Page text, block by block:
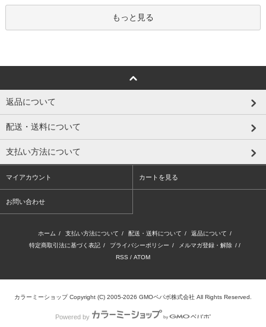
もっと見る
返品について
配送・送料について
支払い方法について
マイアカウント カートを見る
お問い合わせ
ホーム / 支払い方法について / 配送・送料について / 返品について /
特定商取引法に基づく表記 / プライバシーポリシー / メルマガ登録・解除 / /
RSS / ATOM
カラーミーショップCopyright (C) 2005-2026 GMOペパボ株式会社 All Rights Reserved.
Powered by